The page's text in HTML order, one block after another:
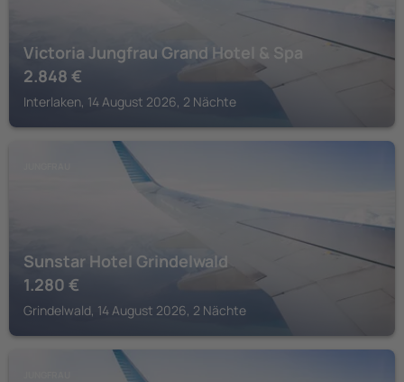
Victoria Jungfrau Grand Hotel & Spa
2.848 €
Interlaken, 14 August 2026, 2 Nächte
Sunstar Hotel Grindelwald
1.280 €
Grindelwald, 14 August 2026, 2 Nächte